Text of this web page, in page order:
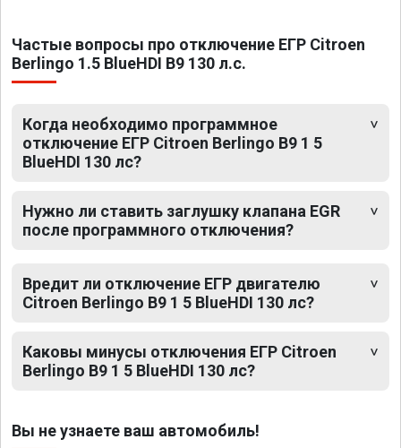
Частые вопросы про отключение ЕГР Citroen
Berlingo 1.5 BlueHDI B9 130 л.с.
Когда необходимо программное
отключение ЕГР Citroen Berlingo B9 1 5
BlueHDI 130 лс?
Нужно ли ставить заглушку клапана EGR
после программного отключения?
Вредит ли отключение ЕГР двигателю
Citroen Berlingo B9 1 5 BlueHDI 130 лс?
Каковы минусы отключения ЕГР Citroen
Berlingo B9 1 5 BlueHDI 130 лс?
Вы не узнаете ваш автомобиль!